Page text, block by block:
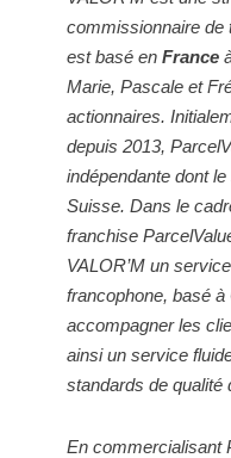
commissionnaire de
est basé en France
Marie, Pascale et
actionnaires.
depuis 2013,
indépendante dont
Suisse. Dans le
franchise
VALOR’M un
francophone, basé
accompagner les
ainsi un service
standards de qualité
En commercialisant